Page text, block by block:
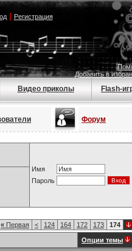
| Регистрация
Добавить в
Видео приколы Flash-
Форум
Имя
Пароль
« Первая < 124 164 172 173 174
Опции темы